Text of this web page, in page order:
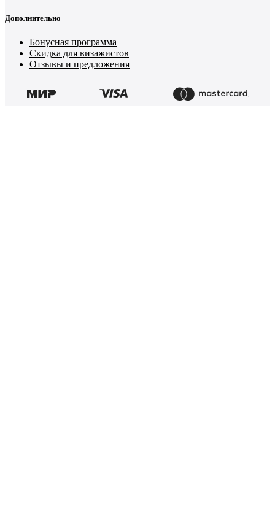
Дополнительно
Бонусная программа
Скидка для визажистов
Отзывы и предложения